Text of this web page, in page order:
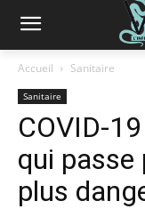
Accueil Sanitaire
Sanitaire
COVID-
qui passe
plus